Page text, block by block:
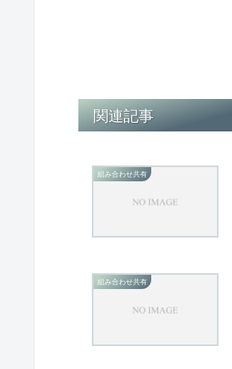
関連記事
組み合わせ共有
組み合わせ共有